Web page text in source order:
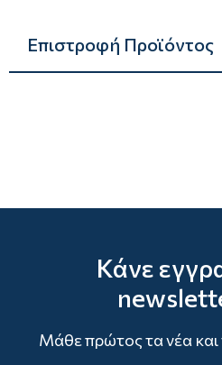
Επιστροφή Προϊόντος
Κάνε
Μάθε πρώτος τα νέα